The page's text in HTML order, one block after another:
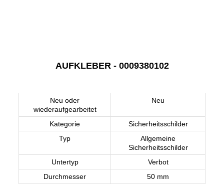
AUFKLEBER - 0009380102
Neu oder
wiederaufgearbeitet
Neu
Kategorie
Sicherheitsschilder
Typ
Allgemeine
Sicherheitsschilder
Untertyp
Verbot
Durchmesser
50 mm